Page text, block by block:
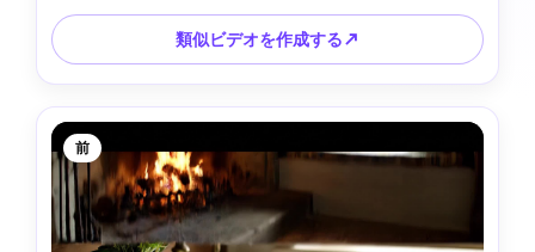
類似ビデオを作成する↗
前